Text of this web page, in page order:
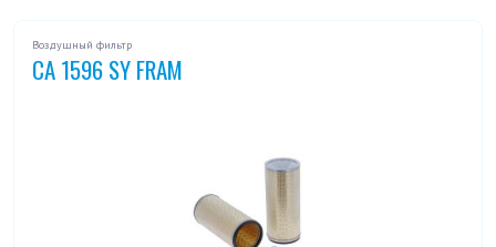
Воздушный фильтр
CA 1596 SY FRAM